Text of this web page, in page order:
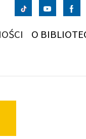
(CURRENT)
O